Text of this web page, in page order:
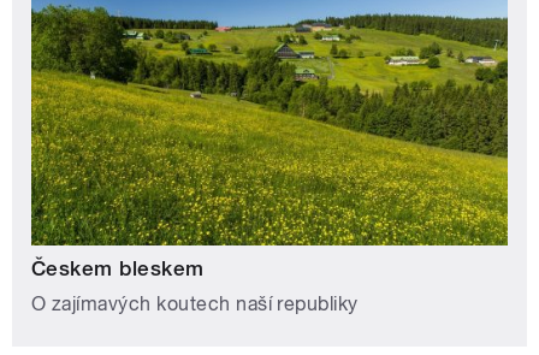
Českem bleskem
O zajímavých koutech naší republiky